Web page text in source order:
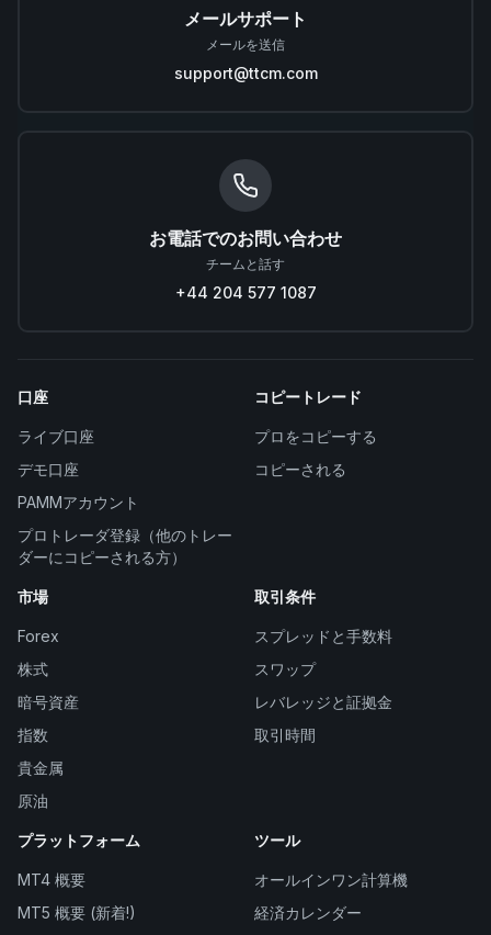
メールサポート
メールを送信
support@ttcm.com
お電話でのお問い合わせ
チームと話す
+44 204 577 1087
口座
ライブ口座
デモ口座
PAMMアカウント
プロトレーダ登録（他のトレー
ダーにコピーされる方）
コピートレード
プロをコピーする
コピーされる
市場
Forex
株式
暗号資産
指数
貴金属
原油
取引条件
スプレッドと手数料
スワップ
レバレッジと証拠金
取引時間
プラットフォーム
MT4 概要
MT5 概要 (新着!)
ツール
オールインワン計算機
経済カレンダー